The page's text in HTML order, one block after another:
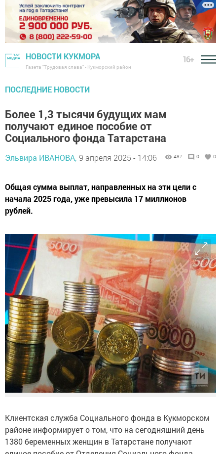
НОВОСТИ КУКМОРА
Газета "Трудовая слава" - Кукморский район
16+
ПОСЛЕДНИЕ НОВОСТИ
Более 1,3 тысячи будущих мам
получают единое пособие от
Социального фонда Татарстана
Эльвира ИВАНОВА, 9 апреля 2025 - 14:06 487 0 0
Общая сумма выплат, направленных на эти цели с
начала 2025 года, уже превысила 17 миллионов
рублей.
Клиентская служба Социального фонда в Кукморском
районе информирует о том, что на сегодняшний день
1380 беременных женщин в Татарстане получают